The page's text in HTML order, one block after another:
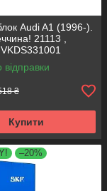
Audi A1 (1996-).
21113 ,
відправки
₴
Купити
–20%